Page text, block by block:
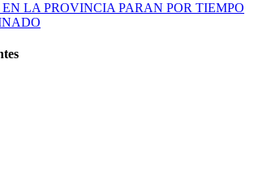
LA PROVINCIA PARAN POR TIEMPO